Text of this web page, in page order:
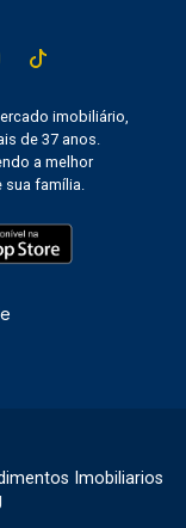
imobiliário,
de 37 anos.
a melhor
sua família.
Imobiliarios